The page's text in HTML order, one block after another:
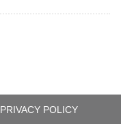
PRIVACY POLICY